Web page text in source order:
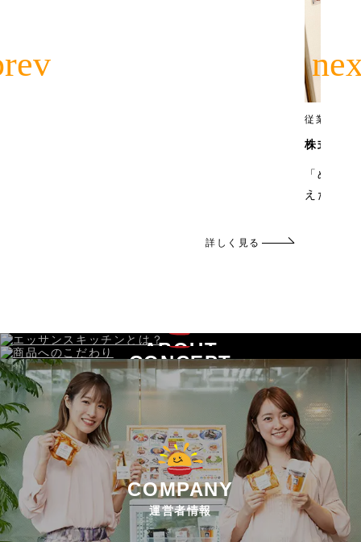
詳しく見る
従業員数
株式会社
「めち
えた、工
ABOUT
ESキッチンとは？
CONCEPT
社食惣菜のこだわり
COMPANY
運営者情報